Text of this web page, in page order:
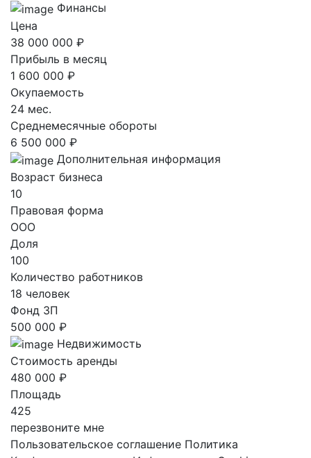
Финансы
Цена
38 000 000 ₽
Прибыль в месяц
1 600 000 ₽
Окупаемость
24 мес.
Среднемесячные обороты
6 500 000 ₽
Дополнительная информация
Возраст бизнеса
10
Правовая форма
ООО
Доля
100
Количество работников
18 человек
Фонд ЗП
500 000 ₽
Недвижимость
Стоимость аренды
480 000 ₽
Площадь
425
перезвоните мне
Пользовательское соглашение Политика